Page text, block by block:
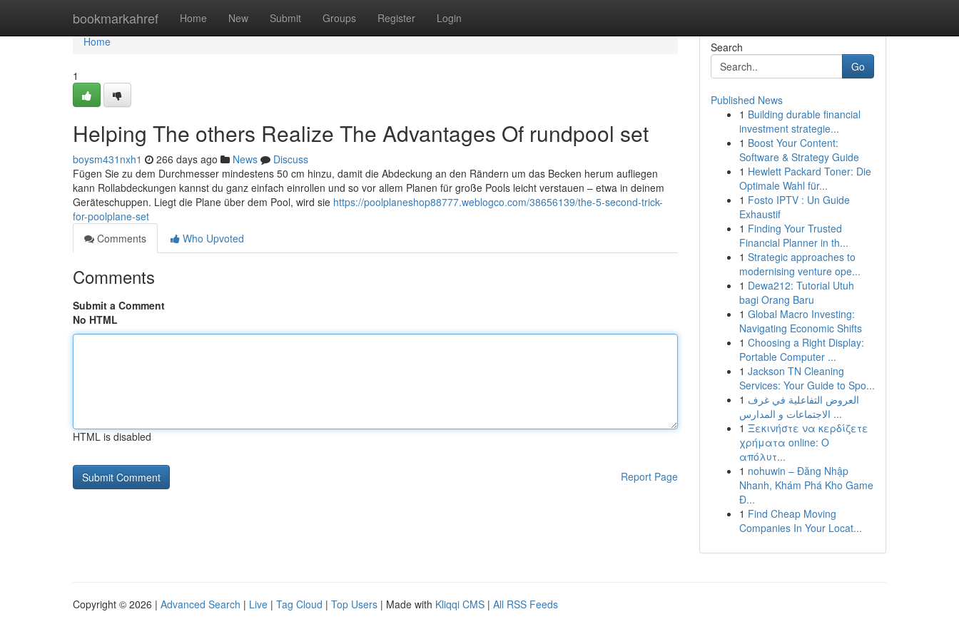
bookmarkahref Home New Submit Groups Register Login
Home
Home
1
Helping The others Realize The Advantages Of rundpool set
boysm431nxh1 266 days ago News
Discuss
Fügen Sie zu dem Durchmesser mindestens 50 cm hinzu, damit die Abdeckung an den Rändern um das Becken herum aufliegen
kann Rollabdeckungen kannst du ganz einfach einrollen und so vor allem Planen für große Pools leicht verstauen – etwa in deinem
Geräteschuppen. Liegt die Plane über dem Pool, wird sie https://poolplaneshop88777.weblogco.com/38656139/the-5-second-trick-
for-poolplane-set
Comments
Who Upvoted
Comments
Submit a Comment
No HTML
HTML is disabled
Report Page
Search
Go
Published News
1 Building durable financial
investment strategie...
1 Boost Your Content:
Software & Strategy Guide
1 Hewlett Packard Toner: Die
Optimale Wahl für...
1 Fosto IPTV : Un Guide
Exhaustif
1 Finding Your Trusted
Financial Planner in th...
1 Strategic approaches to
modernising venture ope...
1 Dewa212: Tutorial Utuh
bagi Orang Baru
1 Global Macro Investing:
Navigating Economic Shifts
1 Choosing a Right Display:
Portable Computer ...
1 Jackson TN Cleaning
Services: Your Guide to Spo...
1 العروض التفاعلية في غرف
الاجتماعات و المدارس ...
1 Ξεκινήστε να κερδίζετε
χρήματα online: Ο
απόλυτ...
1 nohuwin – Đăng Nhập
Nhanh, Khám Phá Kho Game
Đ...
1 Find Cheap Moving
Companies In Your Locat...
Copyright © 2026 | Advanced Search | Live | Tag Cloud | Top Users | Made with Kliqqi CMS | All RSS Feeds